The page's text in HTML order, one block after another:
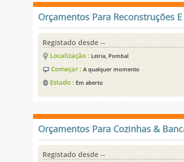
Orçamentos Para Reconstruções
Registado desde --
Localização : Leiria, Pombal
Começar :A qualquer momento
Estado : Em aberto
Orçamentos Para Cozinhas &
Registado desde --